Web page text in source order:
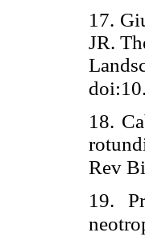
17.
JR.
18.
Rev
19.